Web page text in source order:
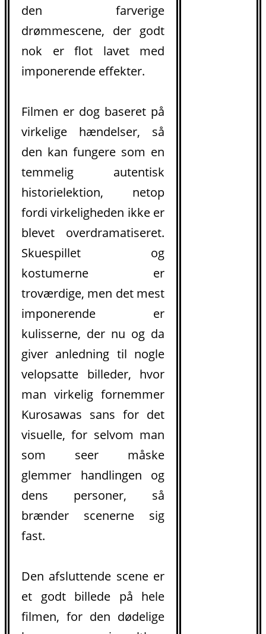
den farverige
drømmescene, der godt
nok er flot lavet med
imponerende effekter.
Filmen er dog baseret på
virkelige hændelser, så
den kan fungere som en
temmelig autentisk
historielektion, netop
fordi virkeligheden ikke er
blevet overdramatiseret.
Skuespillet og
kostumerne er
troværdige, men det mest
imponerende er
kulisserne, der nu og da
giver anledning til nogle
velopsatte billeder, hvor
man virkelig fornemmer
Kurosawas sans for det
visuelle, for selvom man
som seer måske
glemmer handlingen og
dens personer, så
brænder scenerne sig
fast.
Den afsluttende scene er
et godt billede på hele
filmen, for den dødelige